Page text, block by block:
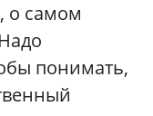
о самом
понимать,